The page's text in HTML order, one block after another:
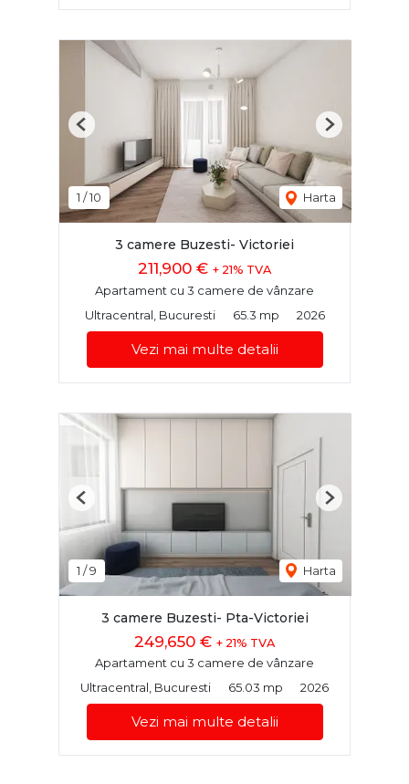
1 /10 Harta
Previous Next
3 camere Buzesti- Victoriei
211,900 € + 21% TVA
Apartament cu 3 camere de vânzare
Ultracentral, Bucuresti
65.3 mp 2026
Vezi mai multe detalii
1 /9 Harta
Previous Next
3 camere Buzesti- Pta-Victoriei
249,650 € + 21% TVA
Apartament cu 3 camere de vânzare
Ultracentral, Bucuresti
65.03 mp 2026
Vezi mai multe detalii